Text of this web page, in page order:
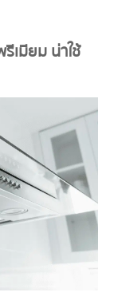
เมียม น่าใช้